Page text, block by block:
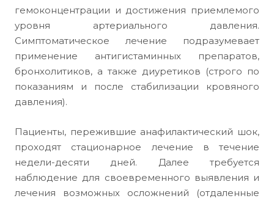
гемоконцентрации и достижения приемлемого
уровня артериального давления.
Симптоматическое лечение подразумевает
применение антигистаминных препаратов,
бронхолитиков, а также диуретиков (строго по
показаниям и после стабилизации кровяного
давления).
Пациенты, пережившие анафилактический шок,
проходят стационарное лечение в течение
недели-десяти дней. Далее требуется
наблюдение для своевременного выявления и
лечения возможных осложнений (отдаленные